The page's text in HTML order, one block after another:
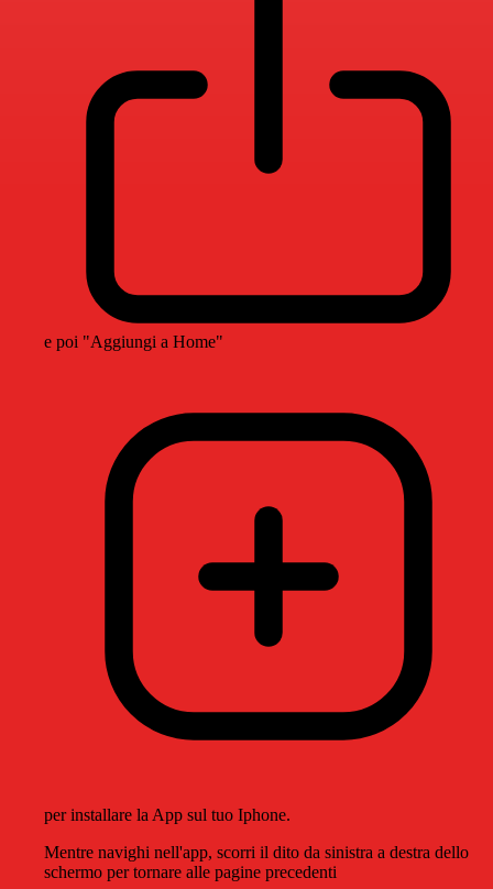
e poi "Aggiungi a Home"
per installare la App sul tuo Iphone.
Mentre navighi nell'app, scorri il dito da sinistra a destra dello
schermo per tornare alle pagine precedenti